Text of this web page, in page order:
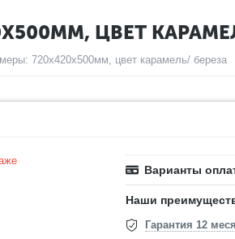
ЦВЕТ
720х420х500мм, цвет карамель/ береза
Варианты
Наши
Гарантия 12